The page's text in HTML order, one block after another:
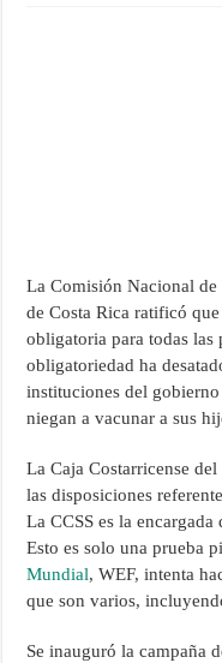
La Comisión Nacional
de Costa Rica ratificó
obligatoria para todas las
obligatoriedad ha
instituciones del
niegan a vacunar a sus
La Caja Costarricense
las disposiciones
La CCSS es la
Esto es solo una prueba
Mundial, WEF, intenta
que son varios,
Se inauguró la campaña